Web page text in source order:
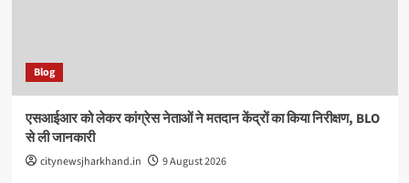
Blog
एसआईआर को लेकर कांग्रेस नेताओं ने मतदान केंद्रों का किया निरीक्षण, BLO
से ली जानकारी
citynewsjharkhand.in 9 August 2026